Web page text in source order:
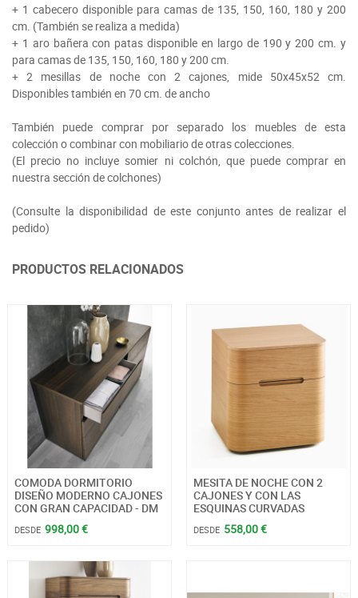
+ 1 cabecero disponible para camas de 135, 150, 160, 180 y 200
cm. (También se realiza a medida)
+ 1 aro bañera con patas disponible en largo de 190 y 200 cm. y
para camas de 135, 150, 160, 180 y 200 cm.
+ 2 mesillas de noche con 2 cajones, mide 50x45x52 cm.
Disponibles también en 70 cm. de ancho
También puede comprar por separado los muebles de esta
colección o combinar con mobiliario de otras colecciones.
(El precio no incluye somier ni colchón, que puede comprar en
nuestra sección de colchones)
(Consulte la disponibilidad de este conjunto antes de realizar el
pedido)
PRODUCTOS RELACIONADOS
COMODA DORMITORIO
DISEÑO MODERNO CAJONES
CON GRAN CAPACIDAD - DM
DESDE 998,00 €
MESITA DE NOCHE CON 2
CAJONES Y CON LAS
ESQUINAS CURVADAS
DESDE 558,00 €